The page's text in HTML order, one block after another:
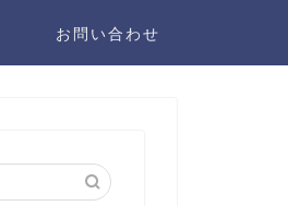
お問い合わせ